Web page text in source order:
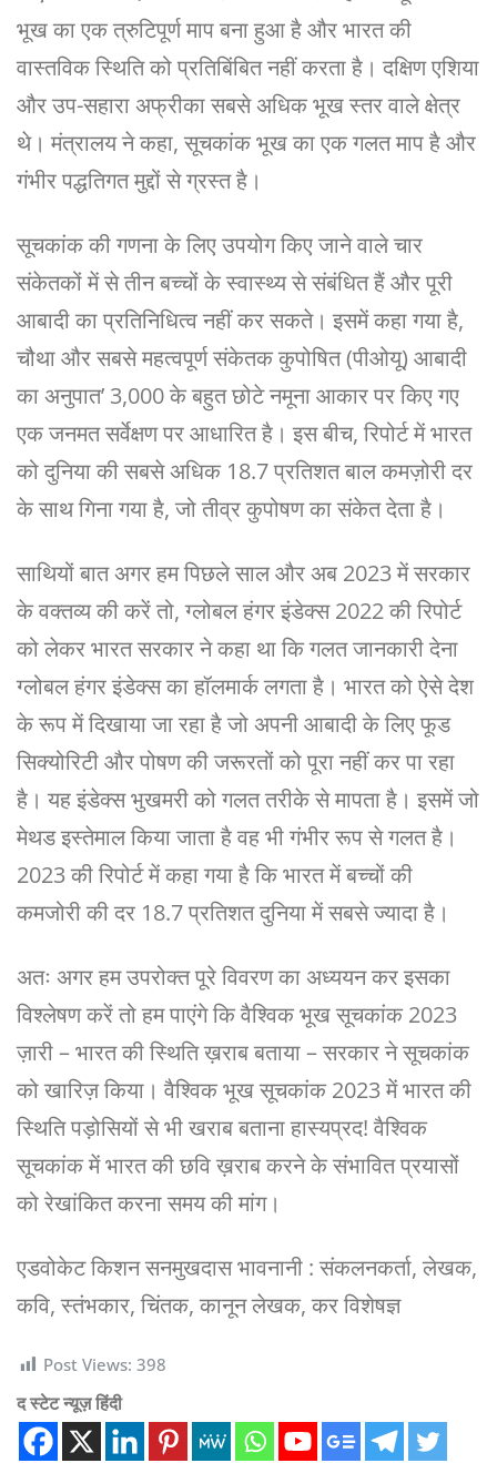
भूख का एक त्रुटिपूर्ण माप बना हुआ है और भारत की
वास्तविक स्थिति को प्रतिबिंबित नहीं करता है। दक्षिण एशिया
और उप-सहारा अफ्रीका सबसे अधिक भूख स्तर वाले क्षेत्र
थे। मंत्रालय ने कहा, सूचकांक भूख का एक गलत माप है और
गंभीर पद्धतिगत मुद्दों से ग्रस्त है।
सूचकांक की गणना के लिए उपयोग किए जाने वाले चार
संकेतकों में से तीन बच्चों के स्वास्थ्य से संबंधित हैं और पूरी
आबादी का प्रतिनिधित्व नहीं कर सकते। इसमें कहा गया है,
चौथा और सबसे महत्वपूर्ण संकेतक कुपोषित (पीओयू) आबादी
का अनुपात’ 3,000 के बहुत छोटे नमूना आकार पर किए गए
एक जनमत सर्वेक्षण पर आधारित है। इस बीच, रिपोर्ट में भारत
को दुनिया की सबसे अधिक 18.7 प्रतिशत बाल कमज़ोरी दर
के साथ गिना गया है, जो तीव्र कुपोषण का संकेत देता है।
साथियों बात अगर हम पिछले साल और अब 2023 में सरकार
के वक्तव्य की करें तो, ग्लोबल हंगर इंडेक्स 2022 की रिपोर्ट
को लेकर भारत सरकार ने कहा था कि गलत जानकारी देना
ग्लोबल हंगर इंडेक्स का हॉलमार्क लगता है। भारत को ऐसे देश
के रूप में दिखाया जा रहा है जो अपनी आबादी के लिए फूड
सिक्योरिटी और पोषण की जरूरतों को पूरा नहीं कर पा रहा
है। यह इंडेक्स भुखमरी को गलत तरीके से मापता है। इसमें जो
मेथड इस्तेमाल किया जाता है वह भी गंभीर रूप से गलत है।
2023 की रिपोर्ट में कहा गया है कि भारत में बच्चों की
कमजोरी की दर 18.7 प्रतिशत दुनिया में सबसे ज्यादा है।
अतः अगर हम उपरोक्त पूरे विवरण का अध्ययन कर इसका
विश्लेषण करें तो हम पाएंगे कि वैश्विक भूख सूचकांक 2023
ज़ारी – भारत की स्थिति ख़राब बताया – सरकार ने सूचकांक
को खारिज़ किया। वैश्विक भूख सूचकांक 2023 में भारत की
स्थिति पड़ोसियों से भी खराब बताना हास्यप्रद! वैश्विक
सूचकांक में भारत की छवि ख़राब करने के संभावित प्रयासों
को रेखांकित करना समय की मांग।
एडवोकेट किशन सनमुखदास भावनानी : संकलनकर्ता, लेखक,
कवि, स्तंभकार, चिंतक, कानून लेखक, कर विशेषज्ञ
Post Views: 398
द स्टेट न्यूज़ हिंदी